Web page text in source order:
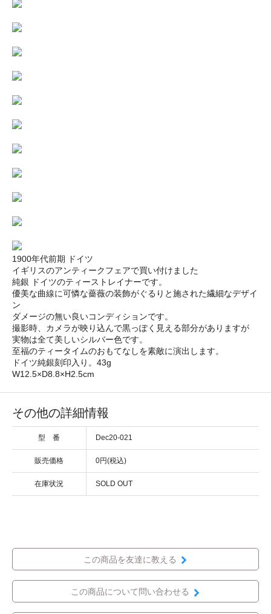
1900年代前期 ドイツ
イギリスのアンティークフェアで買い付けました
純銀 ドイツのティーストレイナーです。
優美な曲線に可憐な薔薇の装飾がぐるりと施された繊細なデザイ
ン
ダメージの無い良いコンディションです。
撮影時、カメラが映り込んで黒っぽく見える部分がありますが
実物は全て美しいシルバー色です。
至福のティータイムのおもてなしを素敵に演出します。
ドイツ純銀刻印入り。43g
W12.5×D8.8×H2.5cm
その他の詳細情報
型 番 Dec20-021
販売価格 0円(税込)
在庫状況 SOLD OUT
この商品を友達に教える
この商品について問い合わせる